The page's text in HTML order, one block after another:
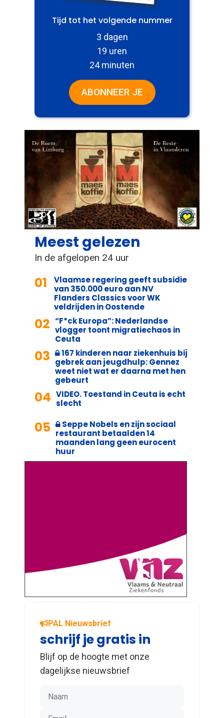
Tijd tot het volgende nummer
3 dagen
19 uren
24 minuten
ABONNEER JE
Meest gelezen
In de afgelopen 24 uur
01
Vlaamse regering geeft subsidie
van 350.000 euro aan NV
Flanders Classics voor WK
veldrijden in Oostende
02 “F*ck Europa”: Nederlandse
vlogger toont migratiechaos in
Ceuta
03
167 kinderen naar ziekenhuis bij
gebrek aan jeugdhulp: Gennez
weet niet wat er daarna met hen
gebeurt
04 VIDEO. Toestand in Ceuta is echt
slecht
05
Seppe Nobels en zijn sociaal
restaurant betaalden 14
maanden lang geen eurocent
huur
PAL Nieuwsbrief
schrijf je gratis in
Blijf op de hoogte met onze
dagelijkse nieuwsbrief